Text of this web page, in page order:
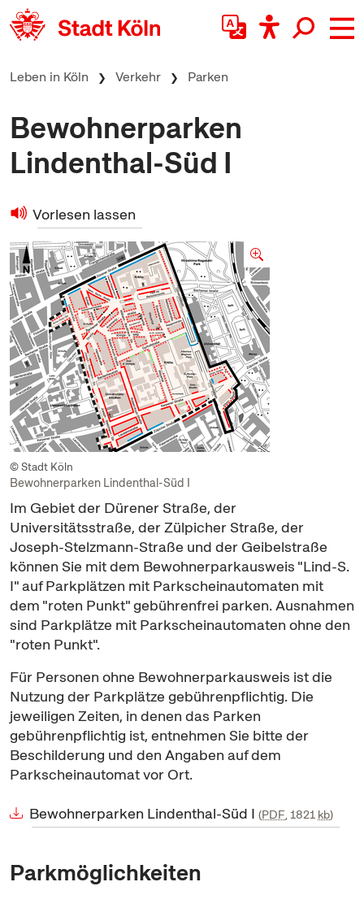
zum Inhalt springen
Leben in Köln Verkehr Parken
Bewohnerparken
Lindenthal-Süd I
Vorlesen lassen
© Stadt Köln
Bewohnerparken Lindenthal-Süd I
Im Gebiet der Dürener Straße, der
Universitätsstraße, der Zülpicher Straße, der
Joseph-Stelzmann-Straße und der Geibelstraße
können Sie mit dem Bewohnerparkausweis "Lind-S.
I" auf Parkplätzen mit Parkscheinautomaten mit
dem "roten Punkt" gebührenfrei parken. Ausnahmen
sind Parkplätze mit Parkscheinautomaten ohne den
"roten Punkt".
Für Personen ohne Bewohnerparkausweis ist die
Nutzung der Parkplätze gebührenpflichtig. Die
jeweiligen Zeiten, in denen das Parken
gebührenpflichtig ist, entnehmen Sie bitte der
Beschilderung und den Angaben auf dem
Parkscheinautomat vor Ort.
Bewohnerparken Lindenthal-Süd I PDF, 1821 kb
Parkmöglichkeiten